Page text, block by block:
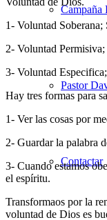
Campaña
Pastor
Contactar
1- Voluntad Soberana;
2- Voluntad
3- Voluntad
Hay tres formas para
1- Ver las cosas por
2- Guardar la palabra
3- Cuando estamos
el espíritu.
Transformaos por la
voluntad de Dios es